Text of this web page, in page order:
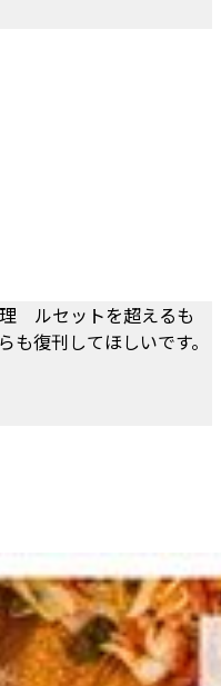
ルセットを超えるも
復刊してほしいです。